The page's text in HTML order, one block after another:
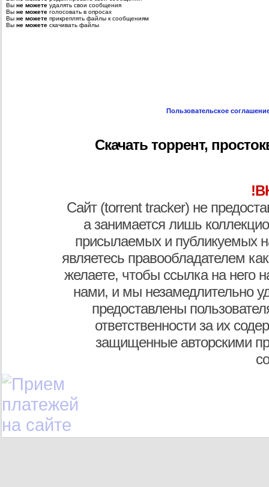
Вы не можете удалять свои сообщения
Вы не можете голосовать в опросах
Вы не можете прикреплять файлы к сообщениям
Вы не можете скачивать файлы
Пользовательское
Скачать торрент,
Сайт (torrent tracker) не
а занимается лишь
присылаемых и публикуемых
являетесь правообладателем
желаете, чтобы ссылка на него
нами, и мы незамедлительно
предоставлены
ответственности за их
защищенные авторскими